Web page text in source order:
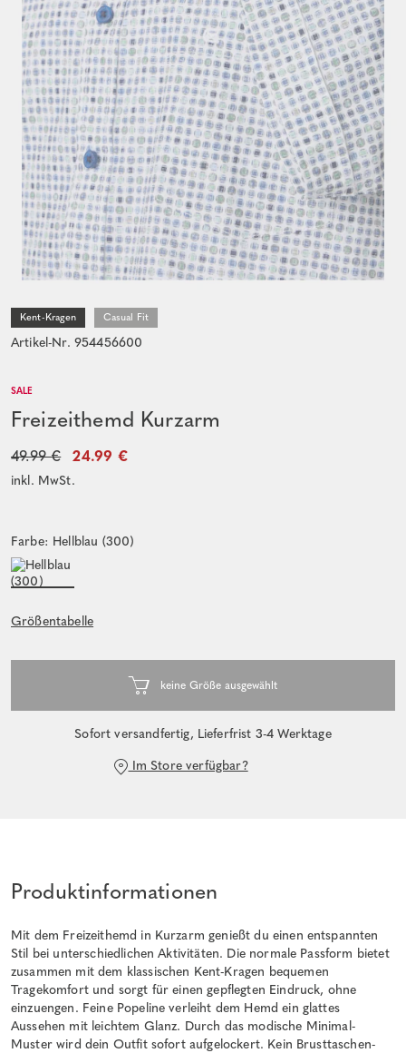
Kent-Kragen Casual Fit
Artikel-Nr. 954456600
SALE
Freizeithemd Kurzarm
49.99 € 24.99 €
inkl. MwSt.
Farbe: Hellblau (300)
Größentabelle
Sofort versandfertig, Lieferfrist 3-4 Werktage
Im Store verfügbar?
Produktinformationen
Mit dem Freizeithemd in Kurzarm genießt du einen entspannten
Stil bei unterschiedlichen Aktivitäten. Die normale Passform bietet
zusammen mit dem klassischen Kent-Kragen bequemen
Tragekomfort und sorgt für einen gepflegten Eindruck, ohne
einzuengen. Feine Popeline verleiht dem Hemd ein glattes
Aussehen mit leichtem Glanz. Durch das modische Minimal-
Muster wird dein Outfit sofort aufgelockert. Kein Brusttaschen-